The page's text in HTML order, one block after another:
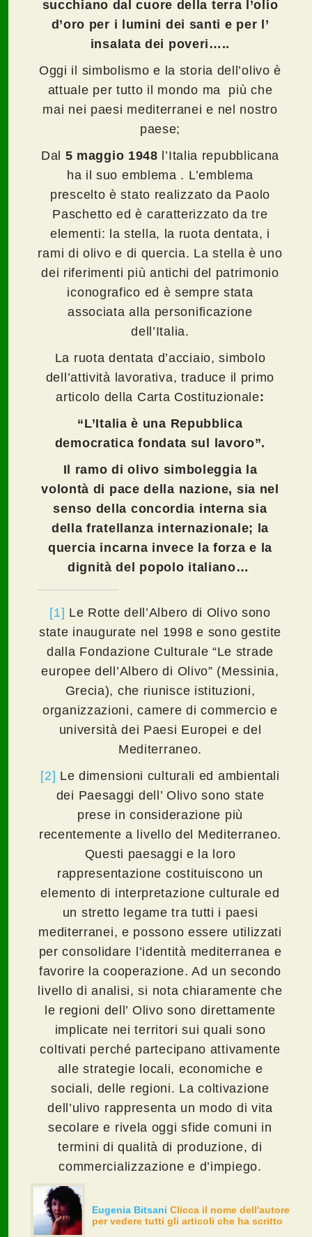
succhiano dal cuore della terra l’olio
d’oro per i lumini dei santi e per l’
insalata dei poveri…..
Oggi il simbolismo e la storia dell’olivo è
attuale per tutto il mondo ma più che
mai nei paesi mediterranei e nel nostro
paese;
Dal 5 maggio 1948 l’Italia repubblicana
ha il suo emblema . L’emblema
prescelto è stato realizzato da Paolo
Paschetto ed è caratterizzato da tre
elementi: la stella, la ruota dentata, i
rami di olivo e di quercia. La stella è uno
dei riferimenti più antichi del patrimonio
iconografico ed è sempre stata
associata alla personificazione
dell’Italia.
La ruota dentata d’acciaio, simbolo
dell’attività lavorativa, traduce il primo
articolo della Carta Costituzionale:
“L’Italia è una Repubblica
democratica fondata sul lavoro”.
Il ramo di olivo simboleggia la
volontà di pace della nazione, sia nel
senso della concordia interna sia
della fratellanza internazionale; la
quercia incarna invece la forza e la
dignità del popolo italiano…
[1] Le Rotte dell’Albero di Olivo sono
state inaugurate nel 1998 e sono gestite
dalla Fondazione Culturale “Le strade
europee dell’Albero di Olivo” (Messinia,
Grecia), che riunisce istituzioni,
organizzazioni, camere di commercio e
università dei Paesi Europei e del
Mediterraneo.
[2] Le dimensioni culturali ed ambientali
dei Paesaggi dell’ Olivo sono state
prese in considerazione più
recentemente a livello del Mediterraneo.
Questi paesaggi e la loro
rappresentazione costituiscono un
elemento di interpretazione culturale ed
un stretto legame tra tutti i paesi
mediterranei, e possono essere utilizzati
per consolidare l’identità mediterranea e
favorire la cooperazione. Ad un secondo
livello di analisi, si nota chiaramente che
le regioni dell’ Olivo sono direttamente
implicate nei territori sui quali sono
coltivati perché partecipano attivamente
alle strategie locali, economiche e
sociali, delle regioni. La coltivazione
dell’ulivo rappresenta un modo di vita
secolare e rivela oggi sfide comuni in
termini di qualità di produzione, di
commercializzazione e d’impiego.
Eugenia Bitsani Clicca il nome dell'autore
per vedere tutti gli articoli che ha scritto